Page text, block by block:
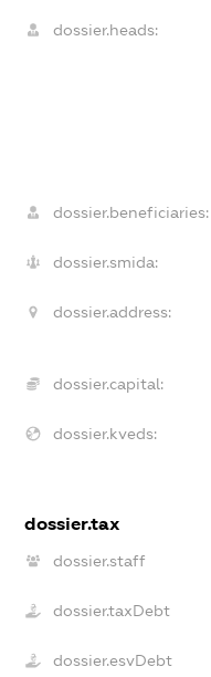
dossier.heads:
dossier.beneficiaries:
dossier.smida:
dossier.address:
dossier.capital:
dossier.kveds:
dossier.tax
dossier.staff
dossier.taxDebt
dossier.esvDebt